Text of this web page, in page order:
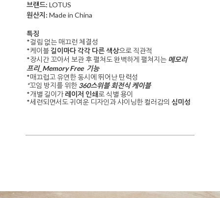
브랜드: LOTUS
원산지: Made in China
특징
*걸림 없는 매끄런 체결성
*케이블길이마다 각각 다른 색상으로 직관적
*장시간 꼬아서 보관 후 펼쳐도 완벽하게 펼쳐지는 메모리
프리_Memory Free 기능
*매끄럽고 유연한 동시에 뛰어난 탄력성
*꼬임 방지를 위한 360스위블 회전식 케이블
*개별 길이가 레이저 인쇄로 식별 용이
*세련되면서도 귀여운 디자인과 샤이닝한 컬러감의 심미성